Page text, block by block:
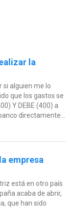
la
si alguien me lo
que los gastos se
Y DEBE (400) a
directamente...
empresa
está en otro país
acaba de abrir,
que han sido